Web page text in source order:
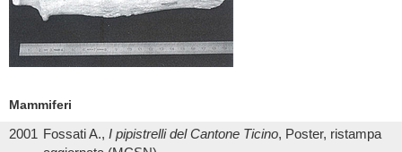
Mammiferi
2001 Fossati A., I pipistrelli del Cantone Ticino, Poster, ristampa